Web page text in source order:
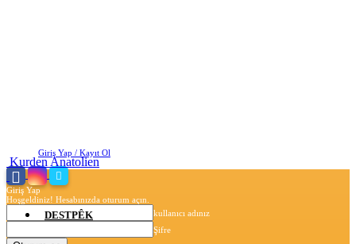
Giriş Yap / Kayıt Ol
Giriş Yap
Hoşgeldiniz! Hesabınızda oturum açın.
kullanıcı adınız
Şifre
Kurden Anatolien
DESTPÊK